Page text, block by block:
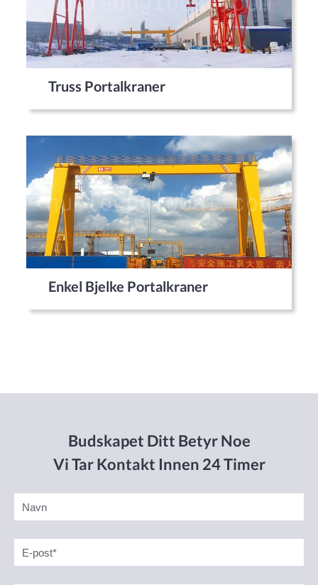
Truss Portalkraner
Enkel Bjelke Portalkraner
Budskapet Ditt Betyr Noe
Vi Tar Kontakt Innen 24 Timer